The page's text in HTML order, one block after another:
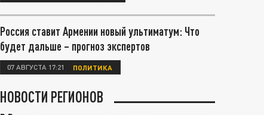
Россия ставит Армении новый ультиматум: Что
будет дальше – прогноз экспертов
07 АВГУСТА 17:21 ПОЛИТИКА
НОВОСТИ РЕГИОНОВ